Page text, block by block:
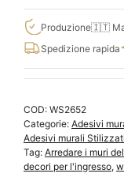
Produzione🇮🇹
Spedizione rapida
COD: WS2652
Categorie: Adesivi
Adesivi murali Stilizzati
Tag: Arredare i muri
decori per l'ingresso,